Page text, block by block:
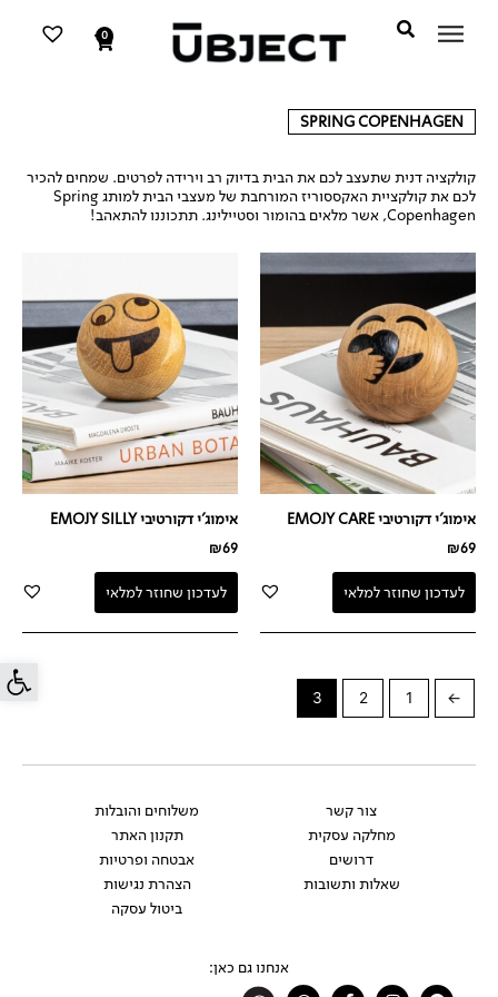
פתח
לתוכן
0
עגלת
קניות
SPRING COPENHAGEN
קולקציה דנית שתעצב לכם את הבית בדיוק רב וירידה לפרטים. שמחים להכיר
לכם את קולקציית האקססוריז המורחבת של מעצבי הבית למותג Spring
Copenhagen, אשר מלאים בהומור וסטיילינג. תתכוננו להתאהב!
אימוג'י דקורטיבי EMOJY CARE
₪69
לעדכון שחוזר למלאי
אימוג'י דקורטיבי EMOJY SILLY
₪69
לעדכון שחוזר למלאי
→
1
2
3
צור קשר
מחלקה עסקית
דרושים
שאלות ותשובות
משלוחים והובלות
תקנון האתר
אבטחה ופרטיות
הצהרת נגישות
ביטול עסקה
אנחנו גם כאן: